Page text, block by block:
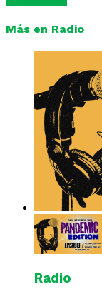
Más en Radio
Radio